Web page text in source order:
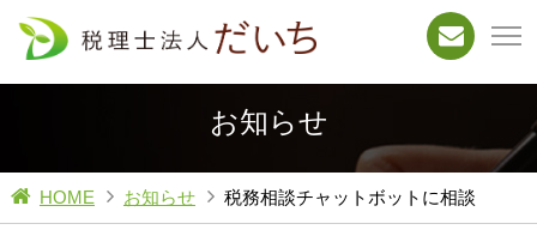
お知らせ
HOME お知らせ 税務相談チャットボットに相談